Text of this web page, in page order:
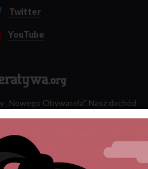
Twitter
YouTube
„Nowego Obywatela”. Nasz dochód
»